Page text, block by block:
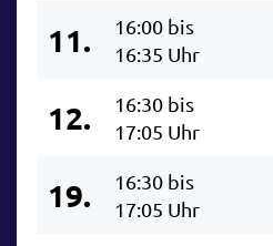
11.
16:00 bis
16:35 Uhr
12.
16:30 bis
17:05 Uhr
19.
16:30 bis
17:05 Uhr